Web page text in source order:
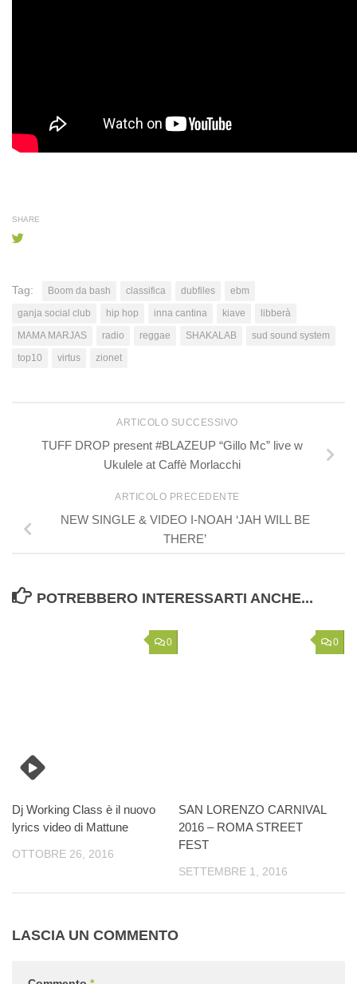
SHARE
Tag: Boom da bash classifica dubfiles
ebm
ganja social club
hip hop inna cantina kiave
libberà
MAMA MARJAS
radio reggae SHAKALAB
sud sound system
top10
virtus zionet
ARTICOLO SUCCESSIVO
TUFF DROP present #BLAZEUP “Gillo Mc” live w
Ukulele at Caffè Morlacchi
ARTICOLO PRECEDENTE
NEW SINGLE & VIDEO I-NOAH ‘JAH WILL BE
THERE’
POTREBBERO INTERESSARTI ANCHE...
0
Dj Working Class è il nuovo
lyrics video di Mattune
OTTOBRE 26, 2016
0
SAN LORENZO CARNIVAL
2016 – ROMA STREET
FEST
SETTEMBRE 1, 2016
LASCIA UN COMMENTO